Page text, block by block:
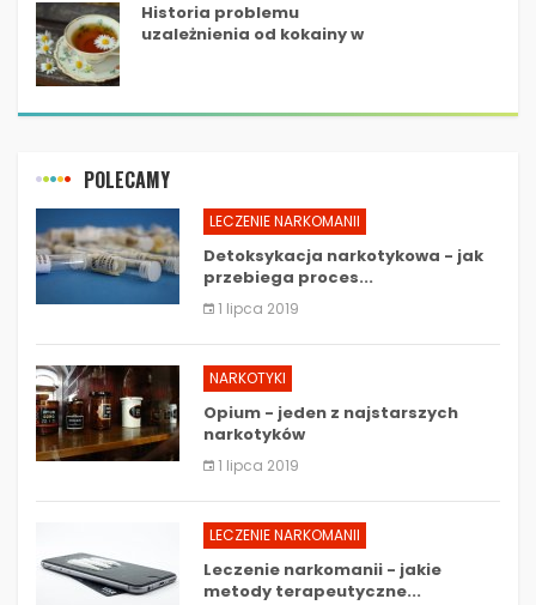
Historia problemu
uzależnienia od kokainy w
POLECAMY
LECZENIE NARKOMANII
Detoksykacja narkotykowa - jak
przebiega proces...
1 lipca 2019
NARKOTYKI
Opium - jeden z najstarszych
narkotyków
1 lipca 2019
LECZENIE NARKOMANII
Leczenie narkomanii - jakie
metody terapeutyczne...